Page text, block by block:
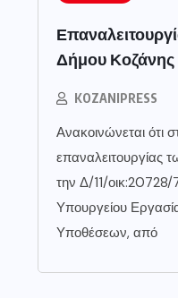
Δήμου Κοζάνης
KOZANIPRESS
Ανακοινώνεται ότι
επαναλειτουργίας
την Δ/11/οικ:20728/
Υπουργείου
Υποθέσεων, από